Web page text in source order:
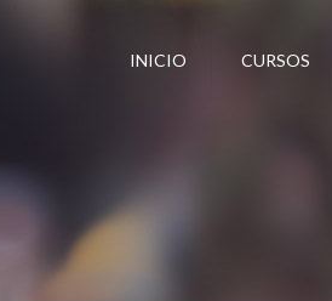
INICIO CURSOS